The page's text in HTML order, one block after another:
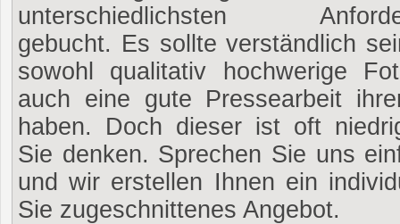
unterschiedlichsten
gebucht. Es sollte verständlich
sowohl qualitativ hochwerige
auch eine gute Pressearbeit
haben. Doch dieser ist oft
Sie denken. Sprechen Sie uns
und wir erstellen Ihnen ein
Sie zugeschnittenes Angebot.